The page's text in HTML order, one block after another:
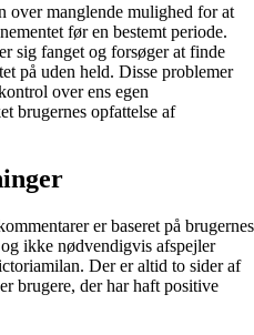
over manglende mulighed for at
før en bestemt periode.
sig fanget og forsøger at finde
på uden held. Disse problemer
over ens egen
brugernes opfattelse af
er baseret på brugernes
ikke nødvendigvis afspejler
Der er altid to sider af
brugere, der har haft positive